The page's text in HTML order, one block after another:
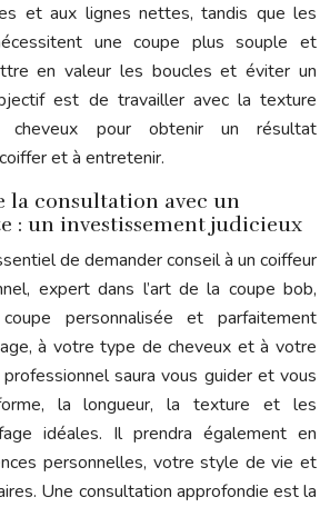
et aux lignes nettes, tandis que les
une coupe plus souple et
en valeur les boucles et éviter un
est de travailler avec la texture
pour obtenir un résultat
et à entretenir.
la consultation avec un
: un investissement judicieux
de demander conseil à un coiffeur
expert dans l’art de la coupe bob,
personnalisée et parfaitement
à votre type de cheveux et à votre
saura vous guider et vous
la longueur, la texture et les
idéales. Il prendra également en
personnelles, votre style de vie et
Une consultation approfondie est la